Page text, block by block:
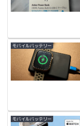
モバイルバッテリー
モバイルバッテリー